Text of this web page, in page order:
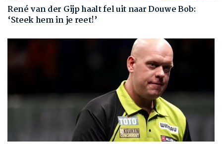
René van der Gijp haalt fel uit naar Douwe Bob:
‘Steek hem in je reet!’